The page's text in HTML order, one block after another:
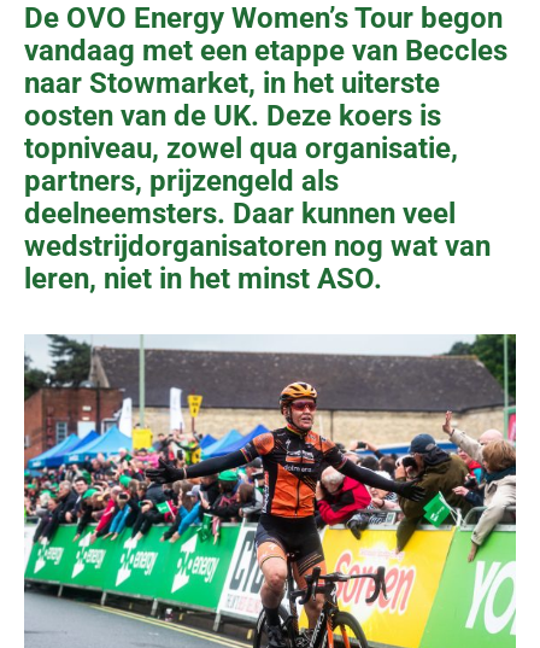
De OVO Energy Women’s Tour begon
vandaag met een etappe van Beccles
naar Stowmarket, in het uiterste
oosten van de UK. Deze koers is
topniveau, zowel qua organisatie,
partners, prijzengeld als
deelneemsters. Daar kunnen veel
wedstrijdorganisatoren nog wat van
leren, niet in het minst ASO.